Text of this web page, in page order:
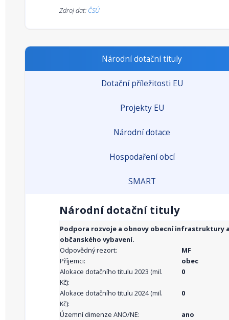
Zdroj dat: ČSÚ
Národní dotační tituly
Dotační příležitosti EU
Projekty EU
Národní dotace
Hospodaření obcí
SMART
Národní dotační tituly
Podpora rozvoje a obnovy obecní infrastruktury
občanského vybavení.
Odpovědný rezort:
MF
Příjemci:
obec
Alokace dotačního titulu 2023 (mil.
Kč):
0
Alokace dotačního titulu 2024 (mil.
Kč):
0
Územní dimenze ANO/NE:
ano